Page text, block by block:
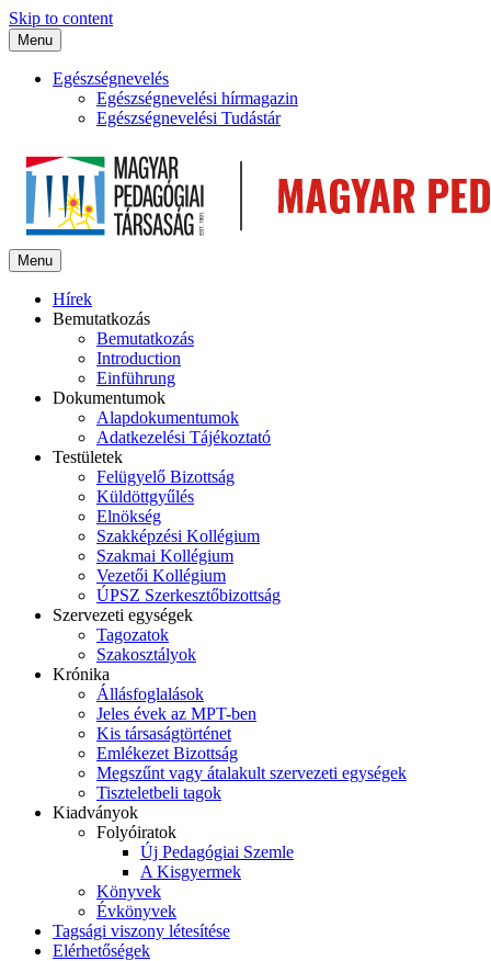
Skip to content
Menu
Egészségnevelés
Egészségnevelési hírmagazin
Egészségnevelési Tudástár
Menu
Hírek
Bemutatkozás
Bemutatkozás
Introduction
Einführung
Dokumentumok
Alapdokumentumok
Adatkezelési Tájékoztató
Testületek
Felügyelő Bizottság
Küldöttgyűlés
Elnökség
Szakképzési Kollégium
Szakmai Kollégium
Vezetői Kollégium
ÚPSZ Szerkesztőbizottság
Szervezeti egységek
Tagozatok
Szakosztályok
Krónika
Állásfoglalások
Jeles évek az MPT-ben
Kis társaságtörténet
Emlékezet Bizottság
Megszűnt vagy átalakult szervezeti egységek
Tiszteletbeli tagok
Kiadványok
Folyóiratok
Új Pedagógiai Szemle
A Kisgyermek
Könyvek
Évkönyvek
Tagsági viszony létesítése
Elérhetőségek